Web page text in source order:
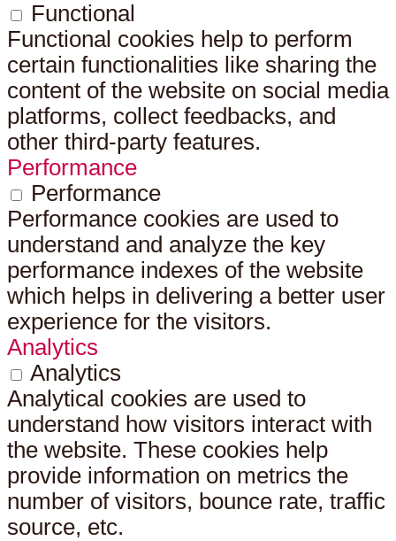
Functional
Functional cookies help to perform
certain functionalities like sharing the
content of the website on social media
platforms, collect feedbacks, and
other third-party features.
Performance
Performance
Performance cookies are used to
understand and analyze the key
performance indexes of the website
which helps in delivering a better user
experience for the visitors.
Analytics
Analytics
Analytical cookies are used to
understand how visitors interact with
the website. These cookies help
provide information on metrics the
number of visitors, bounce rate, traffic
source, etc.